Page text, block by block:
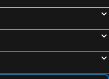
เวสต์เทิร์นสปริงสเตเดียม
Tauranga Airport